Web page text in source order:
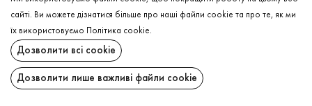
ДОДАТИ ДО КОШИКА
ОБЕРІТЬ РОЗМІР
Штани
ДОДАТИ ДО КОШИКА
ОПИС
сайті. Ви можете дізнатися більше про наші файли cookie та про те, як ми
їх використовуємо
Політика cookie.
Дозволити всі cookie
Дозволити лише важливі файли cookie